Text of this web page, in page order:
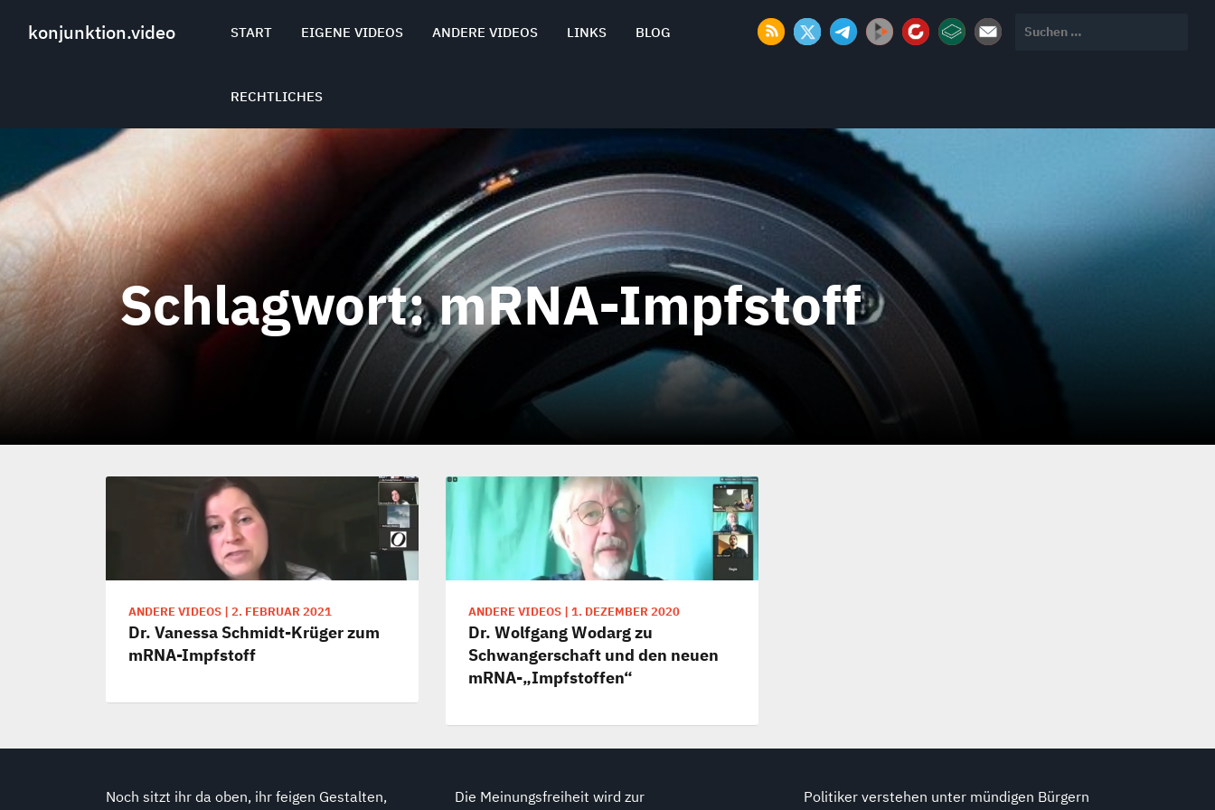
konjunktion.video START EIGENE VIDEOS ANDERE VIDEOS LINKS BLOG
RECHTLICHES
nach:
Schlagwort:mRNA-Impfstoff
ANDERE VIDEOS | 2. FEBRUAR 2021
Dr. Vanessa Schmidt-Krüger zum
mRNA-Impfstoff
ANDERE VIDEOS | 1. DEZEMBER 2020
Dr. Wolfgang Wodarg zu
Schwangerschaft und den neuen
mRNA-„Impfstoffen“
Noch sitzt ihr da oben, ihr feigen Gestalten,
Die Meinungsfreiheit wird zur
Politiker verstehen unter mündigen Bürgern